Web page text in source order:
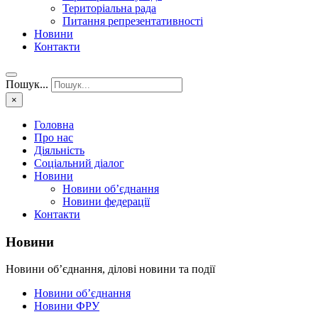
Територіальна рада
Питання репрезентативності
Новини
Контакти
Пошук...
×
Головна
Про нас
Діяльність
Соціальний діалог
Новини
Новини об’єднання
Новини федерації
Контакти
Новини
Новини об’єднання, ділові новини та події
Новини об’єднання
Новини ФРУ